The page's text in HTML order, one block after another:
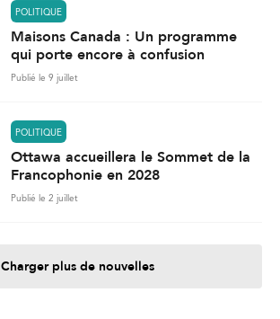
POLITIQUE
Maisons Canada : Un programme
qui porte encore à confusion
Publié le 9 juillet
POLITIQUE
Ottawa accueillera le Sommet de la
Francophonie en 2028
Publié le 2 juillet
Charger plus de nouvelles